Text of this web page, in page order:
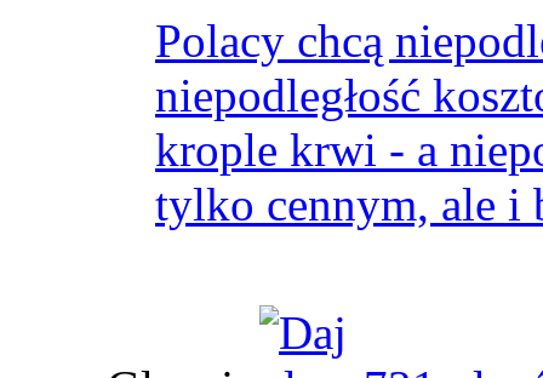
Polacy chcą
niepodległość
krople krwi - a
tylko cennym, ale i